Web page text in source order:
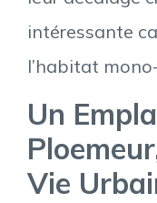
intéressante
l’habitat
Un
Vie